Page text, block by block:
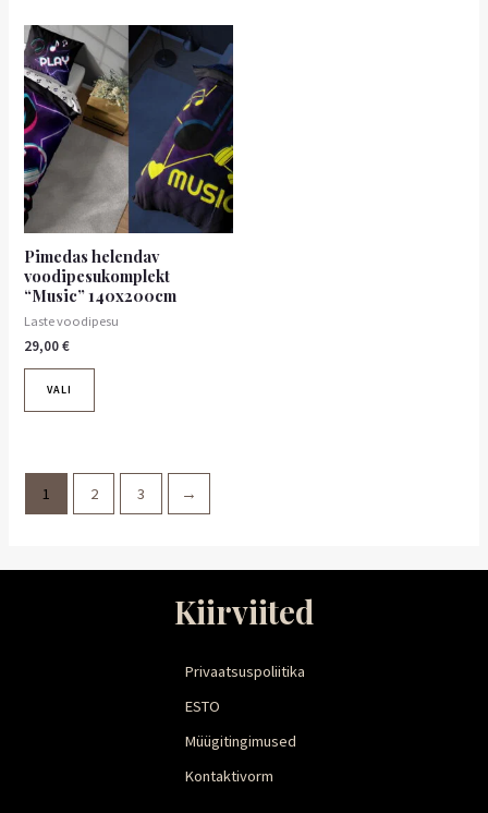
Pimedas helendav
voodipesukomplekt
“Music” 140x200cm
Laste voodipesu
29,00€
VALI
Sellel
tootel
on
mitu
varianti.
Valikuid
saab
teha
tootelehel.
1 2 3 →
Kiirviited
Privaatsuspoliitika
ESTO
Müügitingimused
Kontaktivorm